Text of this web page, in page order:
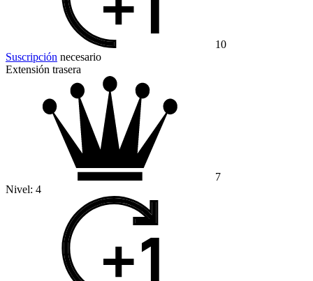
10
Suscripción necesario
Extensión trasera
7
Nivel: 4